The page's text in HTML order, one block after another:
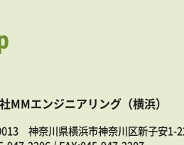
MMエンジニアリング（横浜）
神奈川県横浜市神奈川区新子安1-